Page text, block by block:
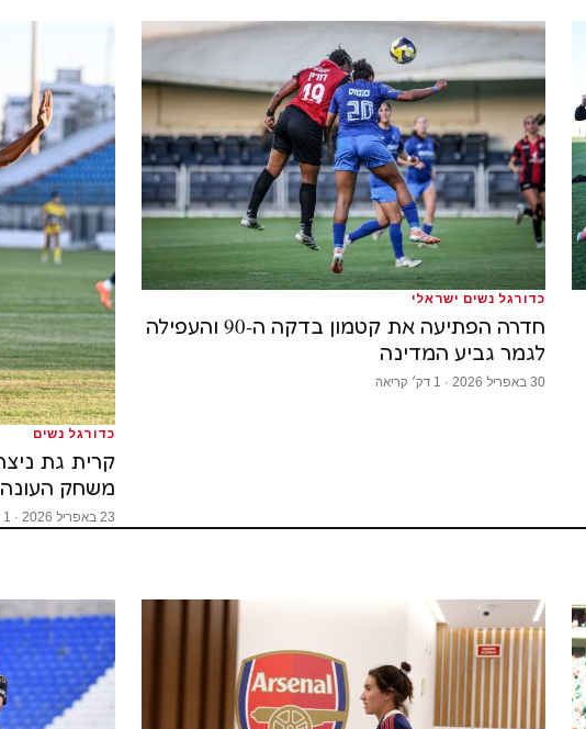
כדורגל נשים ישראלי
חדרה הפתיעה את קטמון בדקה ה-90 והעפילה
לגמר גביע המדינה
30 באפריל 2026 · 1 דק׳ קריאה
כדורגל נשים
משחק העונה
23 באפריל 2026 · 1 דק׳ קריאה